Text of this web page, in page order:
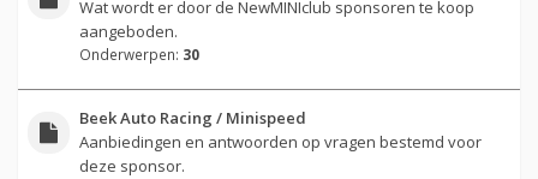
Wat wordt er door de NewMINIclub sponsoren te koop
aangeboden.
Onderwerpen: 30
Beek Auto Racing / Minispeed
Aanbiedingen en antwoorden op vragen bestemd voor
deze sponsor.